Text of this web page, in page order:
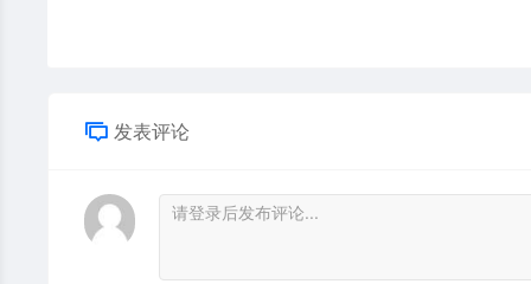
发表评论